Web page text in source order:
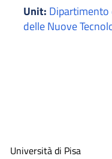
Unit: Dipartimento
delle Nuove
Università di Pisa